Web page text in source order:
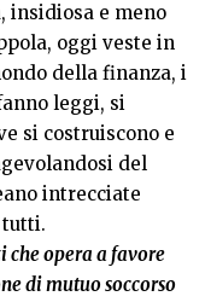
insidiosa e meno
oggi veste in
della finanza, i
leggi, si
si costruiscono e
del
intrecciate
tutti.
che opera a favore
di mutuo soccorso